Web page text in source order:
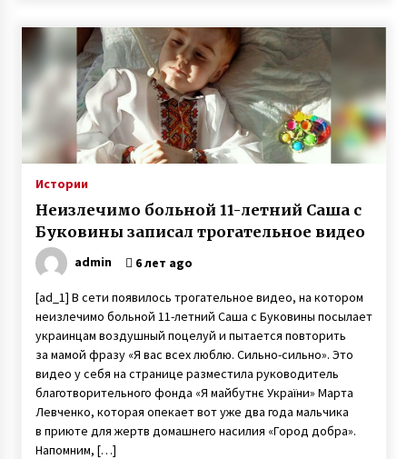
Истории
Неизлечимо больной 11-летний Саша с
Буковины записал трогательное видео
admin 6 лет ago
[ad_1] В сети появилось трогательное видео, на котором
неизлечимо больной 11-летний Саша с Буковины посылает
украинцам воздушный поцелуй и пытается повторить
за мамой фразу «Я вас всех люблю. Сильно-сильно». Это
видео у себя на странице разместила руководитель
благотворительного фонда «Я майбутнє України» Марта
Левченко, которая опекает вот уже два года мальчика
в приюте для жертв домашнего насилия «Город добра».
Напомним, […]